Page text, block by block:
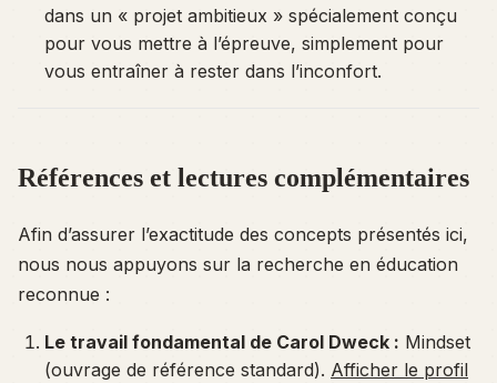
dans un « projet ambitieux » spécialement conçu
pour vous mettre à l’épreuve, simplement pour
vous entraîner à rester dans l’inconfort.
Références et lectures complémentaires
Afin d’assurer l’exactitude des concepts présentés ici,
nous nous appuyons sur la recherche en éducation
reconnue :
Le travail fondamental de Carol Dweck : Mindset
(ouvrage de référence standard). Afficher le profil